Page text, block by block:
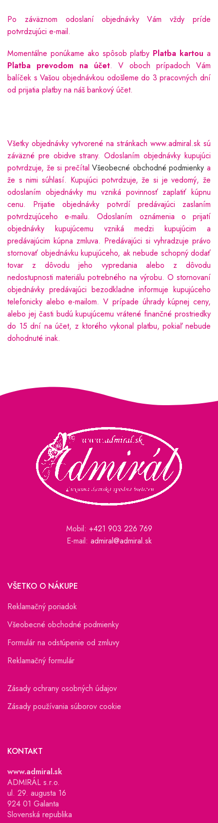
Po záväznom odoslaní objednávky Vám vždy príde
potvrdzujúci e-mail.
Momentálne ponúkame ako spôsob platby Platba kartou a
Platba prevodom na účet. V oboch prípadoch Vám
balíček s Vašou objednávkou odošleme do 3 pracovných dní
od prijatia platby na náš bankový účet.
Všetky objednávky vytvorené na stránkach www.admiral.sk sú
záväzné pre obidve strany. Odoslaním objednávky kupujúci
potvrdzuje, že si prečítalVšeobecné obchodné podmienky a
že s nimi súhlasí. Kupujúci potvrdzuje, že si je vedomý, že
odoslaním objednávky mu vzniká povinnosť zaplatiť kúpnu
cenu. Prijatie objednávky potvrdí predávajúci zaslaním
potvrdzujúceho e-mailu. Odoslaním oznámenia o prijatí
objednávky kupujúcemu vzniká medzi kupujúcim a
predávajúcim kúpna zmluva. Predávajúci si vyhradzuje právo
stornovať objednávku kupujúceho, ak nebude schopný dodať
tovar z dôvodu jeho vypredania alebo z dôvodu
nedostupnosti materiálu potrebného na výrobu. O stornovaní
objednávky predávajúci bezodkladne informuje kupujúceho
telefonicky alebo e-mailom. V prípade úhrady kúpnej ceny,
alebo jej časti budú kupujúcemu vrátené finančné prostriedky
do 15 dní na účet, z ktorého vykonal platbu, pokiaľ nebude
dohodnuté inak.
Mobil: +421 903 226 769
E-mail: admiral@admiral.sk
VŠETKO O NÁKUPE
Reklamačný poriadok
Všeobecné obchodné podmienky
Formulár na odstúpenie od zmluvy
Reklamačný formulár
Zásady ochrany osobných údajov
Zásady používania súborov cookie
KONTAKT
www.admiral.sk
ADMIRÁL s.r.o.
ul. 29. augusta 16
924 01 Galanta
Slovenská republika